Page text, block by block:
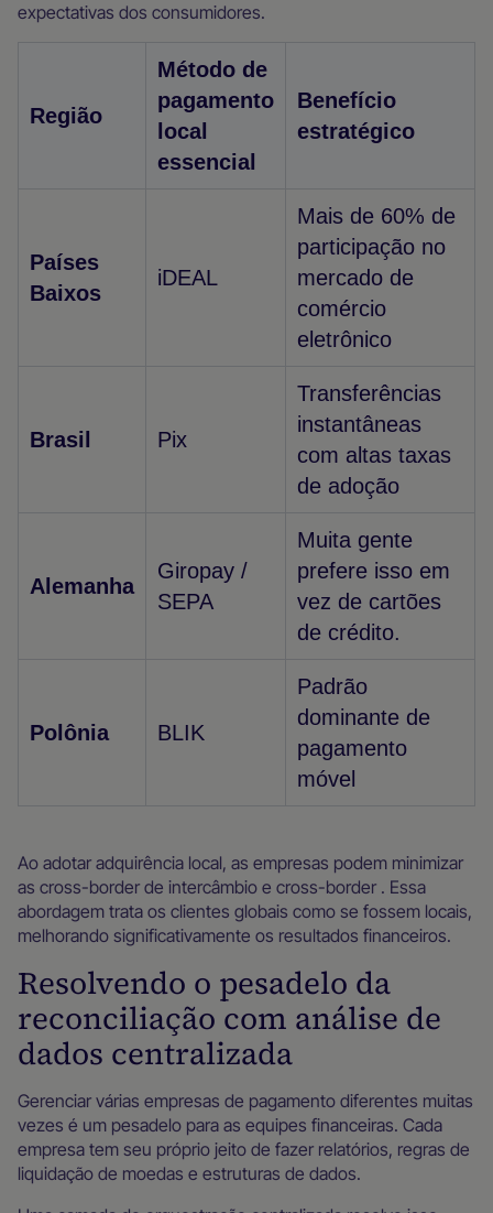
expectativas dos consumidores.
Região
Método de
pagamento
local
essencial
Benefício
estratégico
Países
Baixos
iDEAL
Mais de 60% de
participação no
mercado de
comércio
eletrônico
Brasil Pix
Transferências
instantâneas
com altas taxas
de adoção
Alemanha
Giropay /
SEPA
Muita gente
prefere isso em
vez de cartões
de crédito.
Polônia BLIK
Padrão
dominante de
pagamento
móvel
Ao adotar adquirência local, as empresas podem minimizar
as cross-border de intercâmbio e cross-border . Essa
abordagem trata os clientes globais como se fossem locais,
melhorando significativamente os resultados financeiros.
Resolvendo o pesadelo da
reconciliação com análise de
dados centralizada
Gerenciar várias empresas de pagamento diferentes muitas
vezes é um pesadelo para as equipes financeiras. Cada
empresa tem seu próprio jeito de fazer relatórios, regras de
liquidação de moedas e estruturas de dados.